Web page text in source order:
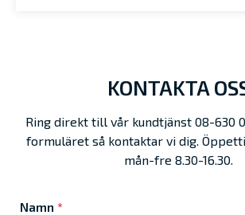
KONTAKTA
Ring direkt till vår kundtjänst 08-630
formuläret så kontaktar vi dig.
mån-fre 8.30-16.30.
Namn *